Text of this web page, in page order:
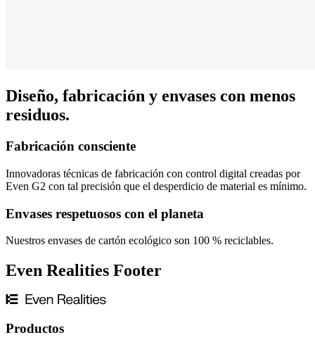
Diseño, fabricación y envases con menos
residuos.
Fabricación consciente
Innovadoras técnicas de fabricación con control digital creadas por
Even G2 con tal precisión que el desperdicio de material es mínimo.
Envases respetuosos con el planeta
Nuestros envases de cartón ecológico son 100 % reciclables.
Even Realities Footer
Productos